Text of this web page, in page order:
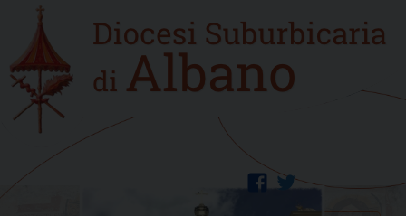
content
Home
new
twitter
facebook